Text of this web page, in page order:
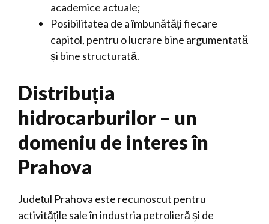
academice actuale;
Posibilitatea de a îmbunătăți fiecare
capitol, pentru o lucrare bine argumentată
și bine structurată.
Distribuția
hidrocarburilor – un
domeniu de interes în
Prahova
Județul Prahova este recunoscut pentru
activitățile sale în industria petrolieră și de